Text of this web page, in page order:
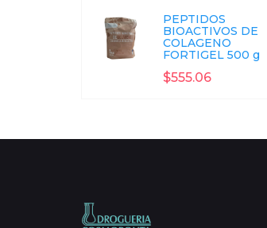
PEPTIDOS
BIOACTIVOS DE
COLAGENO
FORTIGEL 500 g
$555.06